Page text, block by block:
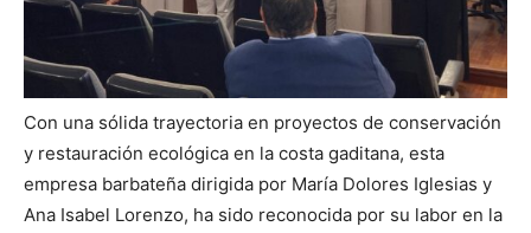
Con una sólida trayectoria en proyectos de conservación
y restauración ecológica en la costa gaditana, esta
empresa barbateña dirigida por María Dolores Iglesias y
Ana Isabel Lorenzo, ha sido reconocida por su labor en la